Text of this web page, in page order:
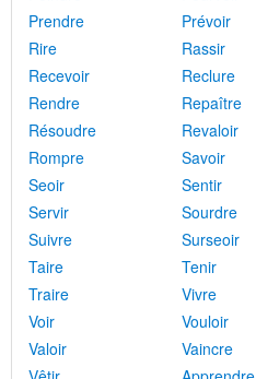
Prendre
Prévoir
Rire
Rassir
Recevoir
Reclure
Rendre
Repaître
Résoudre
Revaloir
Rompre
Savoir
Seoir
Sentir
Servir
Sourdre
Suivre
Surseoir
Taire
Tenir
Traire
Vivre
Voir
Vouloir
Valoir
Vaincre